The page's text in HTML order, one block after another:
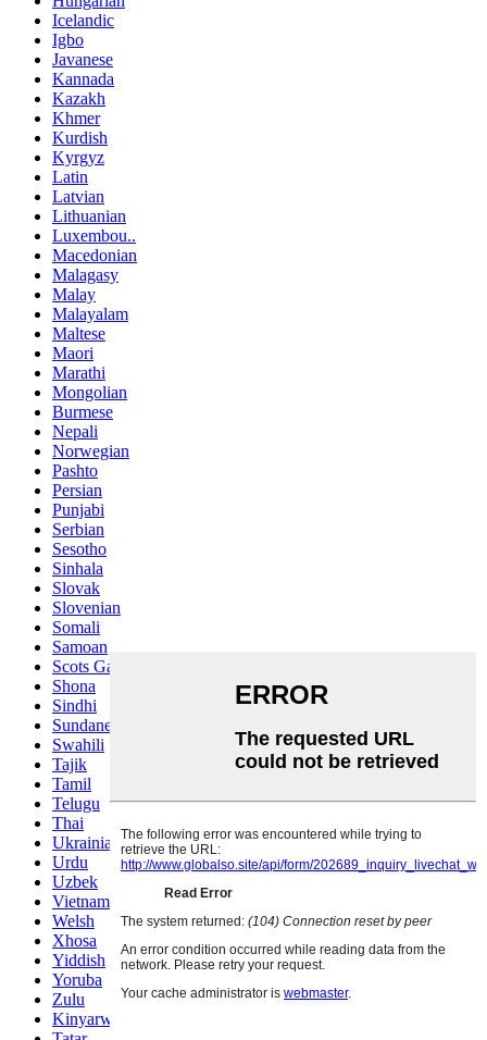
Icelandic
Igbo
Javanese
Kannada
Kazakh
Khmer
Kurdish
Kyrgyz
Latin
Latvian
Lithuanian
Luxembou..
Macedonian
Malagasy
Malay
Malayalam
Maltese
Maori
Marathi
Mongolian
Burmese
Nepali
Norwegian
Pashto
Persian
Punjabi
Serbian
Sesotho
Sinhala
Slovak
Slovenian
Somali
Samoan
Scots Gaelic
Shona
Sindhi
Sundanese
Swahili
Tajik
Tamil
Telugu
Thai
Ukrainian
Urdu
Uzbek
Vietnamese
Welsh
Xhosa
Yiddish
Yoruba
Zulu
Kinyarwanda